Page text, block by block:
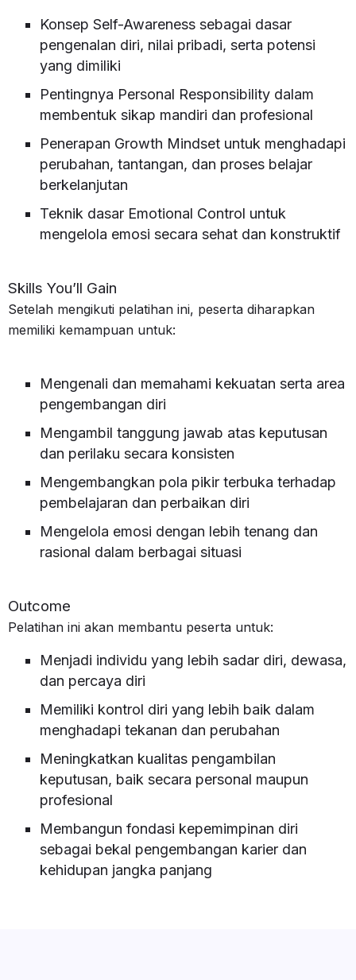
Konsep Self-Awareness sebagai dasar
pengenalan diri, nilai pribadi, serta potensi
yang dimiliki
Pentingnya Personal Responsibility dalam
membentuk sikap mandiri dan profesional
Penerapan Growth Mindset untuk menghadapi
perubahan, tantangan, dan proses belajar
berkelanjutan
Teknik dasar Emotional Control untuk
mengelola emosi secara sehat dan konstruktif
Skills You’ll Gain
Setelah mengikuti pelatihan ini, peserta diharapkan
memiliki kemampuan untuk:
Mengenali dan memahami kekuatan serta area
pengembangan diri
Mengambil tanggung jawab atas keputusan
dan perilaku secara konsisten
Mengembangkan pola pikir terbuka terhadap
pembelajaran dan perbaikan diri
Mengelola emosi dengan lebih tenang dan
rasional dalam berbagai situasi
Outcome
Pelatihan ini akan membantu peserta untuk:
Menjadi individu yang lebih sadar diri, dewasa,
dan percaya diri
Memiliki kontrol diri yang lebih baik dalam
menghadapi tekanan dan perubahan
Meningkatkan kualitas pengambilan
keputusan, baik secara personal maupun
profesional
Membangun fondasi kepemimpinan diri
sebagai bekal pengembangan karier dan
kehidupan jangka panjang